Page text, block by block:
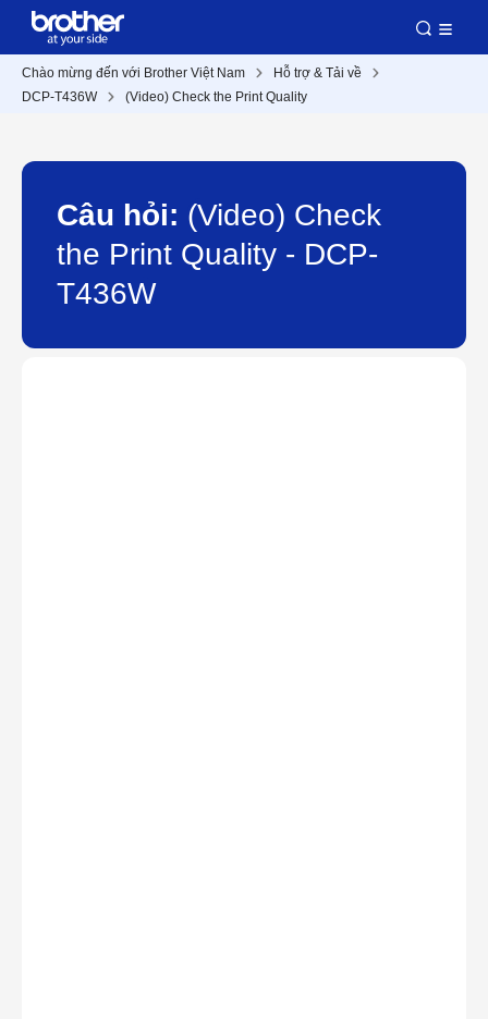
Chào mừng đến với Brother Việt Nam
Hỗ trợ & Tải về
DCP-T436W
(Video) Check the Print Quality
Câu hỏi: (Video) Check
the Print Quality - DCP-
T436W